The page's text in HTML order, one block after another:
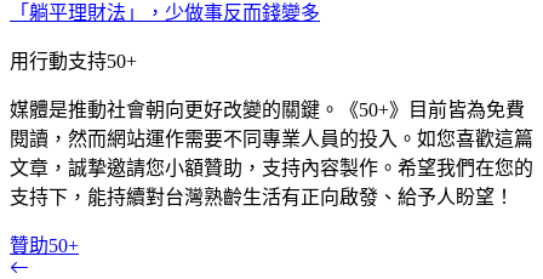
「躺平理財法」，少做事反而錢變多
用行動支持50+
媒體是推動社會朝向更好改變的關鍵。《50+》目前皆為免費
閱讀，然而網站運作需要不同專業人員的投入。如您喜歡這篇
文章，誠摯邀請您小額贊助，支持內容製作。希望我們在您的
支持下，能持續對台灣熟齡生活有正向啟發、給予人盼望！
贊助50+